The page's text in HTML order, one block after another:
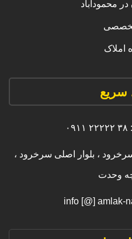
در محمودآباد
تخصصی
املاک
سریع
، بلوار اصلی سرخرود ،
وحدت